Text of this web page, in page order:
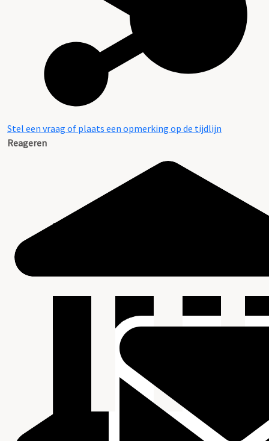
Stel een vraag of plaats een opmerking op de tijdlijn
Reageren